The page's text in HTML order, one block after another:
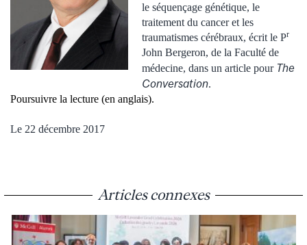
le séquençage génétique, le
traitement du cancer et les
traumatismes cérébraux, écrit le Pr
John Bergeron, de la Faculté de
médecine, dans un article pour The
Conversation.
Poursuivre la lecture (en anglais).
Le 22 décembre 2017
Articles connexes